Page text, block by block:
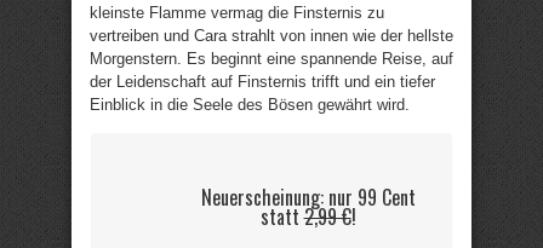
kleinste Flamme vermag die Finsternis zu
vertreiben und Cara strahlt von innen wie der hellste
Morgenstern. Es beginnt eine spannende Reise, auf
der Leidenschaft auf Finsternis trifft und ein tiefer
Einblick in die Seele des Bösen gewährt wird.
Neuerscheinung: nur 99 Cent
statt2,99 €!